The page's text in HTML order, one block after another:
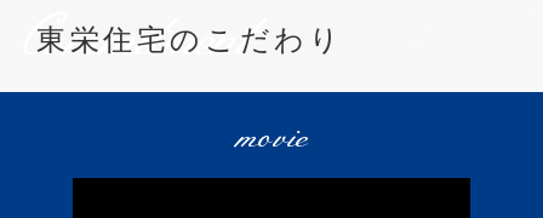
東栄住宅のこだわり
movie